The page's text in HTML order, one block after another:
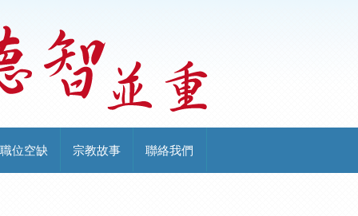
職位空缺 宗教故事 聯絡我們